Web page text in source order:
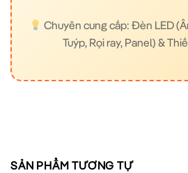
Chuyên cung cấp: Đèn LED
Tuýp, Rọi ray, Panel) &
SẢN PHẨM TƯƠNG TỰ